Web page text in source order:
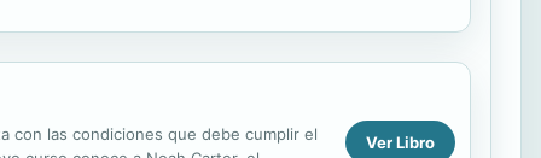
con las condiciones que debe cumplir el
Ver Libro